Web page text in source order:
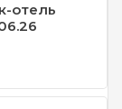
отель